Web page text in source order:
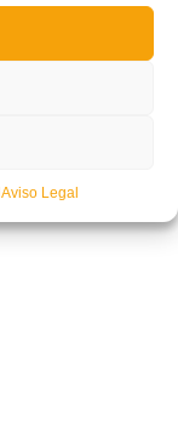
Aviso Legal